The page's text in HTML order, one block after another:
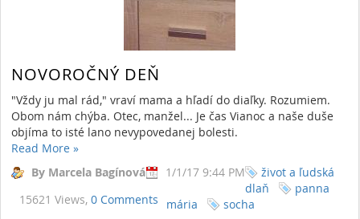
NOVOROČNÝ DEŇ
"Vždy ju mal rád," vraví mama a hľadí do diaľky. Rozumiem.
Obom nám chýba. Otec, manžel... Je čas Vianoc a naše duše
objíma to isté lano nevypovedanej bolesti.
Read More »
By Marcela Bagínová
1/1/17 9:44 PM
15621 Views, 0 Comments
život a ľudská
dlaň
panna
mária
socha